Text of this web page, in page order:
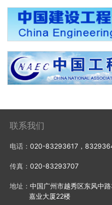
联系我们
电话： 020-83293617，
传真： 020-83293707
地址： 中国广州市越秀区东风中
嘉业大厦22楼